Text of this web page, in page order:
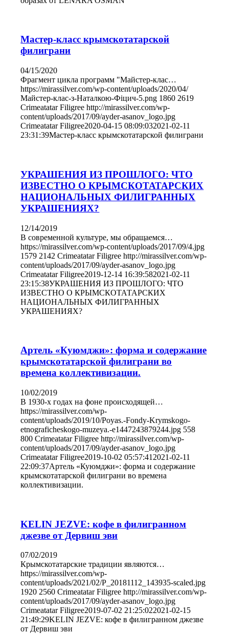
Мастер-класс крымскотатарской
филиграни
04/15/2020
Фрагмент цикла программ "Майстер-клас…
https://mirassilver.com/wp-content/uploads/2020/04/
Майстер-клас-з-Наталкою-Фіцич-5.png 1860 2619
Crimeatatar Filigree http://mirassilver.com/wp-
content/uploads/2017/09/ayder-asanov_logo.jpg
Crimeatatar Filigree2020-04-15 08:09:032021-02-11
23:31:39Мастер-класс крымскотатарской филиграни
УКРАШЕНИЯ ИЗ ПРОШЛОГО: ЧТО
ИЗВЕСТНО О КРЫМСКОТАТАРСКИХ
НАЦИОНАЛЬНЫХ ФИЛИГРАННЫХ
УКРАШЕНИЯХ?
12/14/2019
В современной культуре, мы обращаемся…
https://mirassilver.com/wp-content/uploads/2017/09/4.jpg
1579 2142 Crimeatatar Filigree http://mirassilver.com/wp-
content/uploads/2017/09/ayder-asanov_logo.jpg
Crimeatatar Filigree2019-12-14 16:39:582021-02-11
23:15:38УКРАШЕНИЯ ИЗ ПРОШЛОГО: ЧТО
ИЗВЕСТНО О КРЫМСКОТАТАРСКИХ
НАЦИОНАЛЬНЫХ ФИЛИГРАННЫХ
УКРАШЕНИЯХ?
Артель «Куюмджи»: форма и содержание
крымскотатарской филиграни во
времена коллективизации.
10/02/2019
В 1930-х годах на фоне происходящей…
https://mirassilver.com/wp-
content/uploads/2019/10/Poyas.-Fondy-Krymskogo-
etnograficheskogo-muzeya.-e1447243879244.jpg 558
800 Crimeatatar Filigree http://mirassilver.com/wp-
content/uploads/2017/09/ayder-asanov_logo.jpg
Crimeatatar Filigree2019-10-02 05:57:41 2021-02-11
22:09:37Артель «Куюмджи»: форма и содержание
крымскотатарской филиграни во времена
коллективизации.
KELIN JEZVE: кофе в филигранном
джезве от Дервиш эви
07/02/2019
Крымскотатарские традиции являются…
https://mirassilver.com/wp-
content/uploads/2021/02/P_20181112_143935-scaled.jpg
1920 2560 Crimeatatar Filigree http://mirassilver.com/wp-
content/uploads/2017/09/ayder-asanov_logo.jpg
Crimeatatar Filigree2019-07-02 21:25:022021-02-15
21:49:29KELIN JEZVE: кофе в филигранном джезве
от Дервиш эви